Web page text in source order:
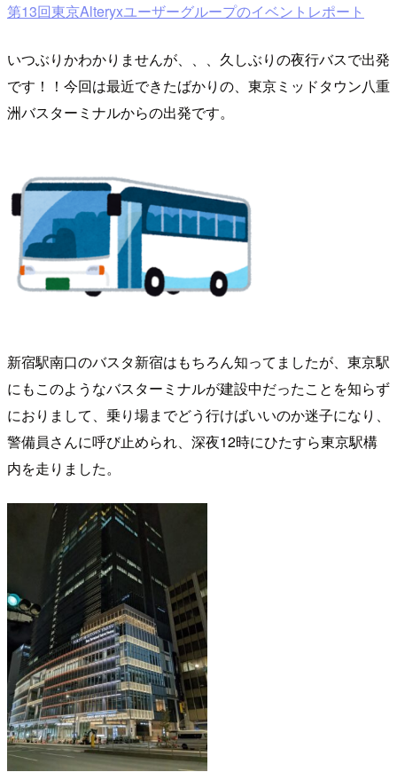
第13回東京Alteryxユーザーグループのイベントレポート
いつぶりかわかりませんが、、、久しぶりの夜行バスで出発
です！！今回は最近できたばかりの、東京ミッドタウン八重
洲バスターミナルからの出発です。
新宿駅南口のバスタ新宿はもちろん知ってましたが、東京駅
にもこのようなバスターミナルが建設中だったことを知らず
におりまして、乗り場までどう行けばいいのか迷子になり、
警備員さんに呼び止められ、深夜12時にひたすら東京駅構
内を走りました。